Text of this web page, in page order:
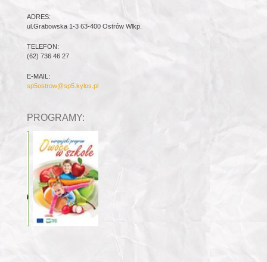
ADRES:
ul.Grabowska 1-3 63-400 Ostrów Wlkp.
TELEFON:
(62) 736 46 27
E-MAIL:
sp5ostrow@sp5.kylos.pl
PROGRAMY: